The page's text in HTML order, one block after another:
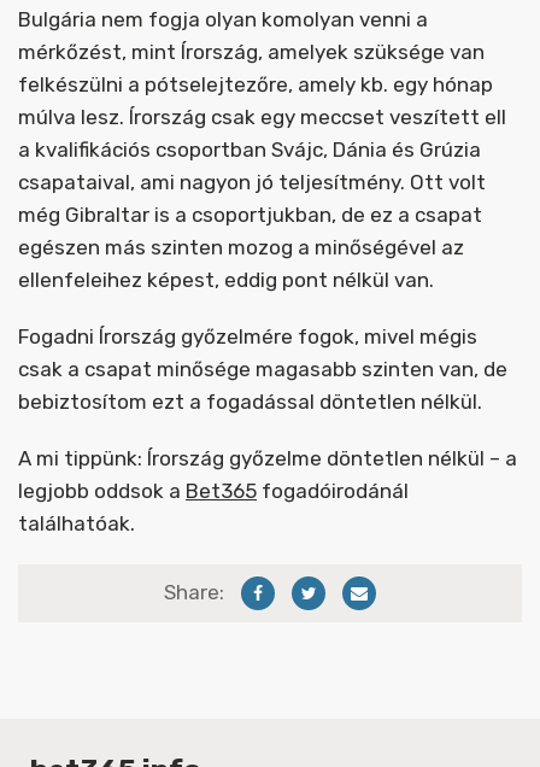
Bulgária nem fogja olyan komolyan venni a
mérkőzést, mint Írország, amelyek szüksége van
felkészülni a pótselejtezőre, amely kb. egy hónap
múlva lesz. Írország csak egy meccset veszített ell
a kvalifikációs csoportban Svájc, Dánia és Grúzia
csapataival, ami nagyon jó teljesítmény. Ott volt
még Gibraltar is a csoportjukban, de ez a csapat
egészen más szinten mozog a minőségével az
ellenfeleihez képest, eddig pont nélkül van.
Fogadni Írország győzelmére fogok, mivel mégis
csak a csapat minősége magasabb szinten van, de
bebiztosítom ezt a fogadással döntetlen nélkül.
A mi tippünk: Írország győzelme döntetlen nélkül – a
legjobb oddsok a Bet365 fogadóirodánál
találhatóak.
Share: